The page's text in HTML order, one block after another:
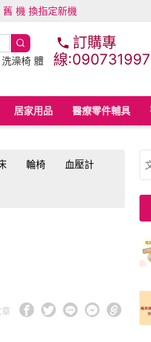
舊 機 換指定新機
澡椅 體
訂購專
線
居家用品 醫療零件輔具
輪椅 血壓計